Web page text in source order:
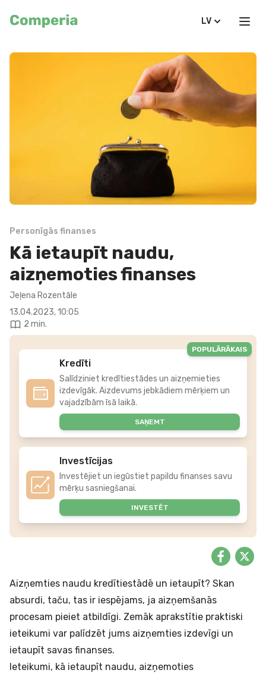
LV
Personīgās finanses
Kā ietaupīt naudu,
aizņemoties finanses
Jeļena Rozentāle
13.04.2023, 10:05
2 min.
Kredīti
Salīdziniet kredītiestādes un aizņemieties
izdevīgāk. Aizdevums jebkādiem mērķiem un
vajadzībām īsā laikā.
SAŅEMT
POPULĀRĀKAIS
Investīcijas
Investējiet un iegūstiet papildu finanses savu
mērķu sasniegšanai.
INVESTĒT
Aizņemties naudu kredītiestādē un ietaupīt? Skan
absurdi, taču, tas ir iespējams, ja aizņemšanās
procesam pieiet atbildīgi. Zemāk aprakstītie praktiski
ieteikumi var palīdzēt jums aizņemties izdevīgi un
ietaupīt savas finanses.
Ieteikumi, kā ietaupīt naudu, aizņemoties